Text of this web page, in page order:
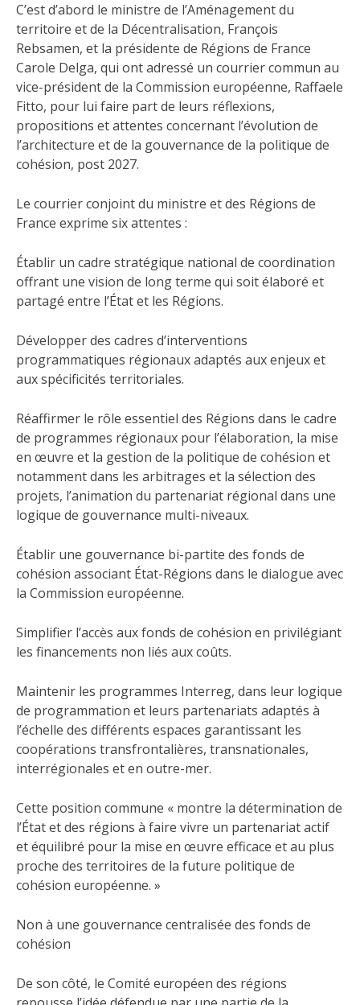
C’est d’abord le ministre de l’Aménagement du
territoire et de la Décentralisation, François
Rebsamen, et la présidente de Régions de France
Carole Delga, qui ont adressé un courrier commun au
vice-président de la Commission européenne, Raffaele
Fitto, pour lui faire part de leurs réflexions,
propositions et attentes concernant l’évolution de
l’architecture et de la gouvernance de la politique de
cohésion, post 2027.
Le courrier conjoint du ministre et des Régions de
France exprime six attentes :
Établir un cadre stratégique national de coordination
offrant une vision de long terme qui soit élaboré et
partagé entre l’État et les Régions.
Développer des cadres d’interventions
programmatiques régionaux adaptés aux enjeux et
aux spécificités territoriales.
Réaffirmer le rôle essentiel des Régions dans le cadre
de programmes régionaux pour l’élaboration, la mise
en œuvre et la gestion de la politique de cohésion et
notamment dans les arbitrages et la sélection des
projets, l’animation du partenariat régional dans une
logique de gouvernance multi-niveaux.
Établir une gouvernance bi-partite des fonds de
cohésion associant État-Régions dans le dialogue avec
la Commission européenne.
Simplifier l’accès aux fonds de cohésion en privilégiant
les financements non liés aux coûts.
Maintenir les programmes Interreg, dans leur logique
de programmation et leurs partenariats adaptés à
l’échelle des différents espaces garantissant les
coopérations transfrontalières, transnationales,
interrégionales et en outre-mer.
Cette position commune « montre la détermination de
l’État et des régions à faire vivre un partenariat actif
et équilibré pour la mise en œuvre efficace et au plus
proche des territoires de la future politique de
cohésion européenne. »
Non à une gouvernance centralisée des fonds de
cohésion
De son côté, le Comité européen des régions